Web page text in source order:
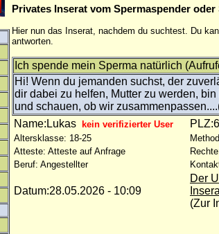
Privates Inserat vom Spermaspender oder
Hier nun das Inserat, nachdem du suchtest. Du
antworten.
Ich spende mein Sperma natürlich
Hi! Wenn du jemanden suchst, der
dir dabei zu helfen, Mutter zu werden,
und schauen, ob wir
Name:Lukas
kein verifizierter User
Altersklasse: 18-25
Atteste: Atteste auf Anfrage
Beruf: Angestellter
Datum:28.05.2026 - 10:09
Der
(Zur